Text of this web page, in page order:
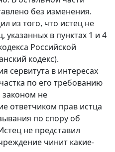
без изменения.
из того, что истец не
указанных в пунктах 1 и 4
Российской
кодекс).
сервитута в интересах
по его требованию
не
ответчиком прав истца
по спору об
не представил
чинит какие-